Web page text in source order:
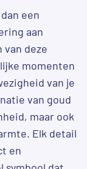
een
aan
van deze
momenten
van je
van goud
maar ook
Elk detail
en